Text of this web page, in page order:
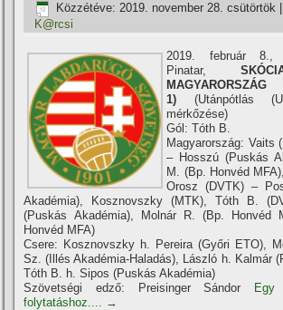
Közzétéve: 2019. november 28. csütörtök
K@rcsi
2019. február 8.,
Pinatar,
1) (Utánpótlás
mérkőzése)
Gól: Tóth B.
Magyarország: Vaits
– Hosszú (Puskás
M. (Bp. Honvéd
Orosz (DVTK) –
Akadémia), Kosznovszky (MTK), Tóth B.
(Puskás Akadémia), Molnár R. (Bp. Honvéd
Honvéd MFA)
Csere: Kosznovszky h. Pereira (Győri ETO),
Sz. (Illés Akadémia-Haladás), László h. Kalmár
Tóth B. h. Sipos (Puskás Akadémia)
Szövetségi edző: Preisinger Sándor
folytatáshoz....
→